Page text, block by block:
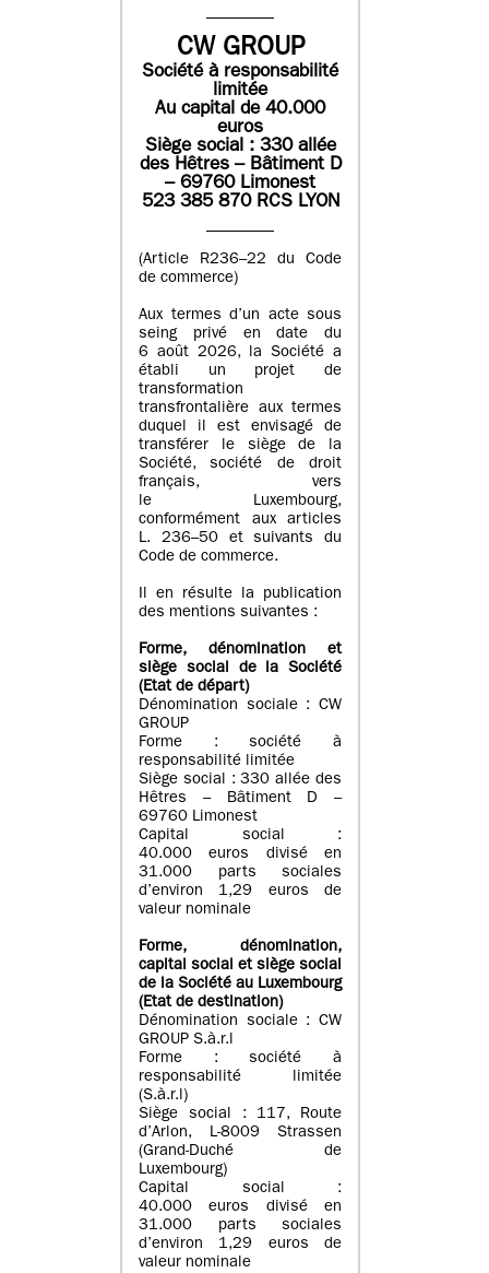
CW GROUP
Société à responsabilité
limitée
Au capital de 40.000
euros
Siège social : 330 allée
des Hêtres – Bâtiment D
– 69760 Limonest
523 385 870 RCS LYON
(Article R236–22 du Code
de commerce)
Aux termes d’un acte sous
seing privé en date du
6 août 2026, la Société a
établi un projet de
transformation
transfrontalière aux termes
duquel il est envisagé de
transférer le siège de la
Société, société de droit
français, vers
le Luxembourg,
conformément aux articles
L. 236–50 et suivants du
Code de commerce.
Il en résulte la publication
des mentions suivantes :
Forme, dénomination et
siège social de la Société
(Etatde départ)
Dénomination sociale : CW
GROUP
Forme : société à
responsabilité limitée
Siège social : 330 allée des
Hêtres – Bâtiment D –
69760 Limonest
Capital social :
40.000 euros divisé en
31.000 parts sociales
d’environ 1,29 euros de
valeur nominale
Forme, dénomination,
capital social et siège social
de la Société au Luxembourg
(Etat de destination)
Dénomination sociale : CW
GROUP S.à.r.l
Forme : société à
responsabilité limitée
(S.à.r.l)
Siège social : 117, Route
d’Arlon, L-8009 Strassen
(Grand-Duché de
Luxembourg)
Capital social :
40.000 euros divisé en
31.000 parts sociales
d’environ 1,29 euros de
valeur nominale